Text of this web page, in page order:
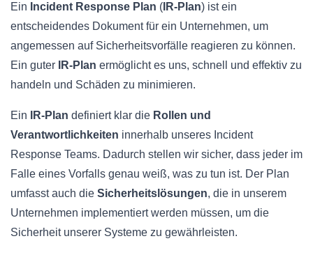
Ein Incident Response Plan ( IR-Plan) ist ein
entscheidendes Dokument für ein Unternehmen, um
angemessen auf Sicherheitsvorfälle reagieren zu können.
Ein guter
IR-Plan ermöglicht es uns, schnell und effektiv zu
handeln und Schäden zu minimieren.
Ein IR-Plan definiert klar die Rollen und
Verantwortlichkeiten innerhalb unseres Incident
Response Teams. Dadurch stellen wir sicher, dass jeder im
Falle eines Vorfalls genau weiß, was zu tun ist. Der Plan
umfasst auch die Sicherheitslösungen, die in unserem
Unternehmen implementiert werden müssen, um die
Sicherheit unserer Systeme zu gewährleisten.